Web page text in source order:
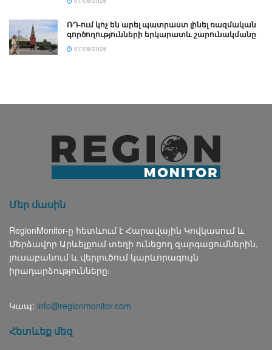
ՌԴ-ում կոչ են արել պատրաստ լինել ռազմական
գործողությունների երկարատև շարունակմանը
07/08/2026
Մեր մասին
RegionMonitor-ը հետևում է Հարավային Կովկասում և
Մերձավոր Արևելքում տեղի ունեցող զարգացումներին,
լուսաբանում և վերլուծում կարևորագույն
իրադարձությունները։
Կապ: info@regionmonitor.com
Հետևեք մեզ